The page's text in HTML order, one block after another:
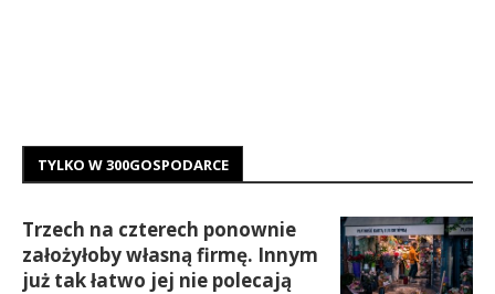
TYLKO W 300GOSPODARCE
Trzech na czterech ponownie
założyłoby własną firmę. Innym
już tak łatwo jej nie polecają